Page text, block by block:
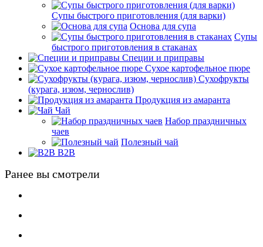
Супы быстрого приготовления (для варки)
Основа для супа
Супы
быстрого приготовления в стаканах
Специи и приправы
Сухое картофельное пюре
Сухофрукты
(курага, изюм, чернослив)
Продукция из амаранта
Чай
Набор праздничных
чаев
Полезный чай
B2B
Ранее вы смотрели